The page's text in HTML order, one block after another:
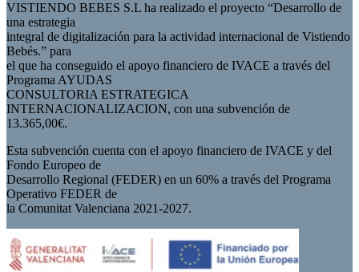
VISTIENDO BEBES S.L ha realizado el proyecto “Desarrollo de
una estrategia
integral de digitalización para la actividad internacional de Vistiendo
Bebés.” para
el que ha conseguido el apoyo financiero de IVACE a través del
Programa AYUDAS
CONSULTORIA ESTRATEGICA
INTERNACIONALIZACION, con una subvención de
13.365,00€.
Esta subvención cuenta con el apoyo financiero de IVACE y del
Fondo Europeo de
Desarrollo Regional (FEDER) en un 60% a través del Programa
Operativo FEDER de
la Comunitat Valenciana 2021-2027.